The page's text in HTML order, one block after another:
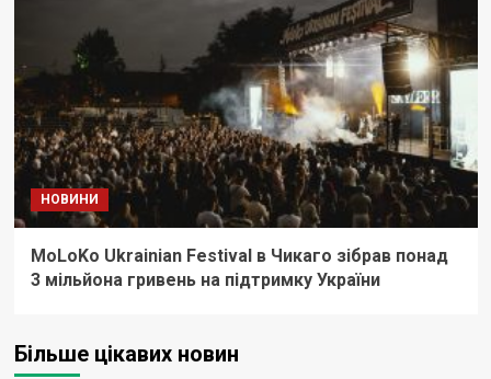
НОВИНИ
MoLoKo Ukrainian Festival в Чикаго зібрав понад
3 мільйона гривень на підтримку України
Більше цікавих новин